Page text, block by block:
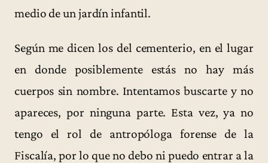
medio de un jardín infantil.
Según me dicen los del cementerio, en el lugar
en donde posiblemente estás no hay más
cuerpos sin nombre. Intentamos buscarte y no
apareces, por ninguna parte. Esta vez, ya no
tengo el rol de antropóloga forense de la
Fiscalía, por lo que no debo ni puedo entrar a la